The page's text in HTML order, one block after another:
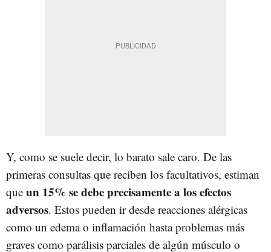
Y, como se suele decir, lo barato sale caro. De las
primeras consultas que reciben los facultativos, estiman
que un 15% se debe precisamente a los efectos
adversos. Estos pueden ir desde reacciones alérgicas
como un edema o inflamación hasta problemas más
graves como parálisis parciales de algún músculo o